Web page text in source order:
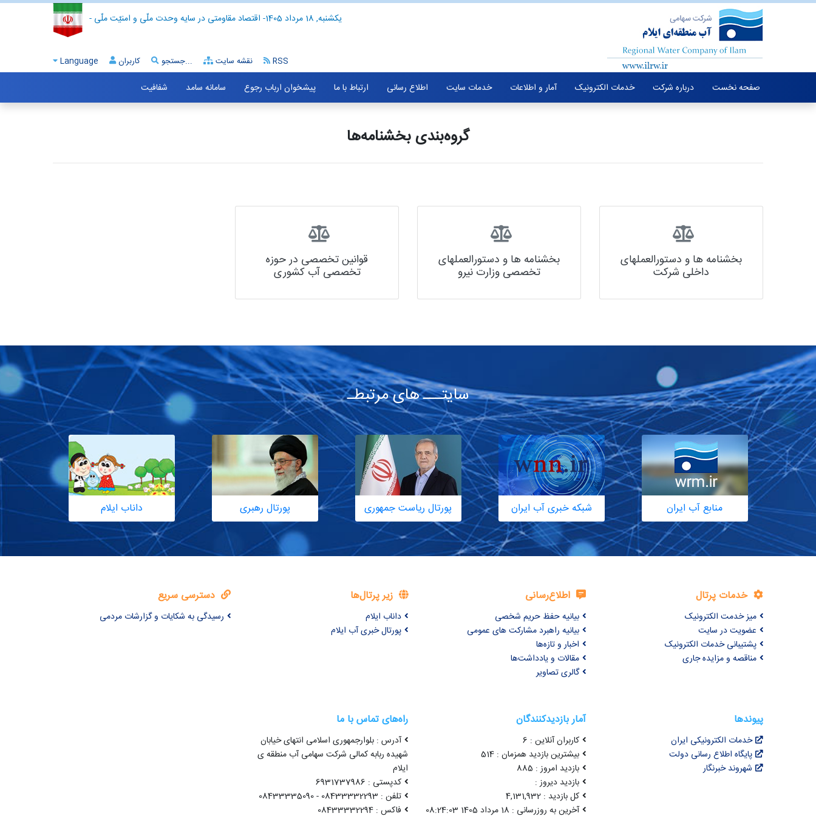
- اقتصاد مقاومتی در سایه وحدت ملّی و امنیّت ملّی - یکشنبه, 18 مرداد 1405
Language کاربران جستجو... نقشه سایت RSS
صفحه نخست درباره شرکت خدمات الکترونیک آمار و اطلاعات خدمات سایت اطلاع رسانی ارتباط با ما پیشخوان ارباب رجوع سامانه سامد شفافیت
گروه‌بندی بخشنامه‌ها
بخشنامه ها و دستورالعملهای
داخلی شرکت
بخشنامه ها و دستورالعملهای
تخصصی وزارت نیرو
قوانین تخصصی در حوزه
تخصصی آب کشوری
سایتـــ های مرتبطـ
منابع آب ایران شبکه خبری آب ایران پورتال ریاست جمهوری پورتال رهبری داناب ایلام
خدمات پرتال
میز خدمت الکترونیک
عضویت در سایت
پشتیبانی خدمات الکترونیک
مناقصه و مزایده جاری
اطلاع‌رسانی
بیانیه حفظ حریم شخصی
بیانیه راهبرد مشارکت های عمومی
اخبار و تازه‌ها
مقالات و یادداشت‌ها
گالری تصاویر
زیر پرتال‌ها
داناب ایلام
پورتال خبری آب ایلام
دسترسی سریع
رسیدگی به شکایات و گزارشات مردمی
پیوندها
خدمات الکترونیکی ایران
پایگاه اطلاع رسانی دولت
شهروند خبرنگار
آمار بازدیدکنندگان
کاربران آنلاین : 6
بیشترین بازدید همزمان : 514
بازدید امروز : 885
بازدید دیروز :
کل بازدید : 4,131,932
آخرین به روزرسانی : 18 مرداد 1405 08:24:03
راه‌های تماس با ما
آدرس : بلوارجمهوری اسلامی انتهای خیابان
شهیده ربابه کمالی شرکت سهامی آب منطقه ی
ایلام
کدپستی : 6931737986
تلفن : 08433332293 - 08433335090
فاکس : 08433332294